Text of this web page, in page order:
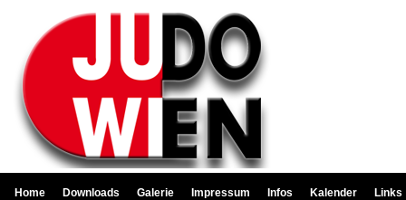
Home Downloads Galerie Impressum Infos Kalender Links